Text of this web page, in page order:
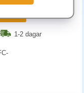
1-2 dagar